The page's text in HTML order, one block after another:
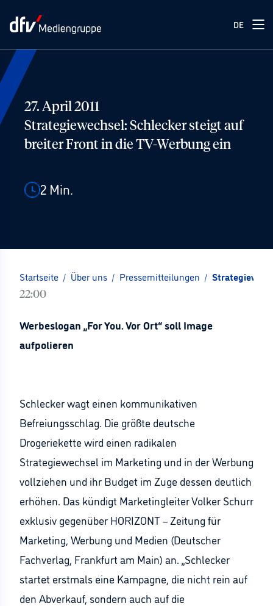
DE
27. April 2011
Strategiewechsel: Schlecker steigt auf
breiter Front in die TV-Werbung ein
2 Min.
Startseite / Über uns / Pressemitteilungen /
22:00
Werbeslogan „For You. Vor Ort“ soll Image
aufpolieren
Schlecker wagt einen kommunikativen
Befreiungsschlag. Die größte deutsche
Drogeriekette wird einen radikalen
Strategiewechsel im Marketing und in der Werbung
vollziehen und ihr Budget im Zuge dessen deutlich
erhöhen. Das kündigt Marketingleiter Volker Schurr
exklusiv gegenüber HORIZONT – Zeitung für
Marketing, Werbung und Medien (Deutscher
Fachverlag, Frankfurt am Main) an. „Schlecker
startet erstmals eine Kampagne, die nicht rein auf
den Abverkauf, sondern auch auf die